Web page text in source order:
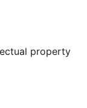
property